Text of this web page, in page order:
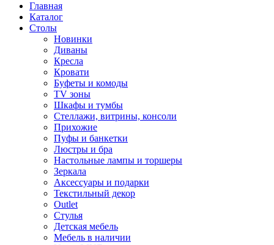
Главная
Каталог
Столы
Новинки
Диваны
Кресла
Кровати
Буфеты и комоды
TV зоны
Шкафы и тумбы
Стеллажи, витрины, консоли
Прихожие
Пуфы и банкетки
Люстры и бра
Настольные лампы и торшеры
Зеркала
Аксессуары и подарки
Текстильный декор
Outlet
Стулья
Детская мебель
Мебель в наличии